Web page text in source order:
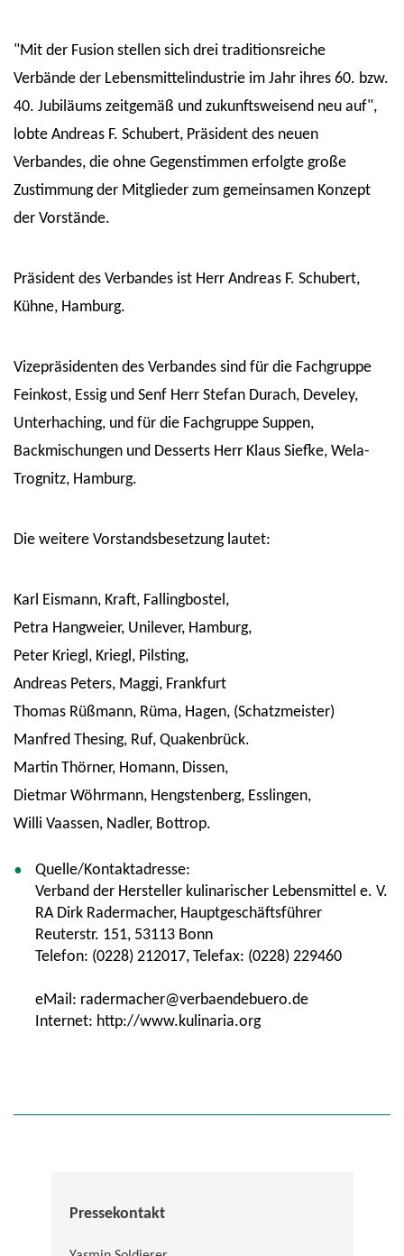
"Mit der Fusion stellen sich drei traditionsreiche
Verbände der Lebensmittelindustrie im Jahr ihres 60. bzw.
40. Jubiläums zeitgemäß und zukunftsweisend neu auf",
lobte Andreas F. Schubert, Präsident des neuen
Verbandes, die ohne Gegenstimmen erfolgte große
Zustimmung der Mitglieder zum gemeinsamen Konzept
der Vorstände.
Präsident des Verbandes ist Herr Andreas F. Schubert,
Kühne, Hamburg.
Vizepräsidenten des Verbandes sind für die Fachgruppe
Feinkost, Essig und Senf Herr Stefan Durach, Develey,
Unterhaching, und für die Fachgruppe Suppen,
Backmischungen und Desserts Herr Klaus Siefke, Wela-
Trognitz, Hamburg.
Die weitere Vorstandsbesetzung lautet:
Karl Eismann, Kraft, Fallingbostel,
Petra Hangweier, Unilever, Hamburg,
Peter Kriegl, Kriegl, Pilsting,
Andreas Peters, Maggi, Frankfurt
Thomas Rüßmann, Rüma, Hagen, (Schatzmeister)
Manfred Thesing, Ruf, Quakenbrück.
Martin Thörner, Homann, Dissen,
Dietmar Wöhrmann, Hengstenberg, Esslingen,
Willi Vaassen, Nadler, Bottrop.
Quelle/Kontaktadresse:
Verband der Hersteller kulinarischer Lebensmittel e. V.
RA Dirk Radermacher, Hauptgeschäftsführer
Reuterstr. 151, 53113 Bonn
Telefon: (0228) 212017, Telefax: (0228) 229460
eMail: radermacher@verbaendebuero.de
Internet: http://www.kulinaria.org
Pressekontakt